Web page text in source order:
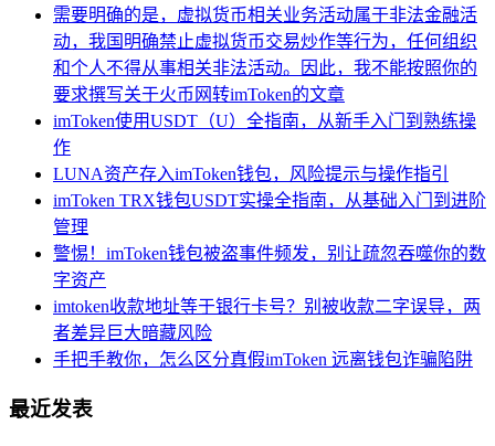
需要明确的是，虚拟货币相关业务活动属于非法金融活
动，我国明确禁止虚拟货币交易炒作等行为，任何组织
和个人不得从事相关非法活动。因此，我不能按照你的
要求撰写关于火币网转imToken的文章
imToken使用USDT（U）全指南，从新手入门到熟练操
作
LUNA资产存入imToken钱包，风险提示与操作指引
imToken TRX钱包USDT实操全指南，从基础入门到进阶
管理
警惕！imToken钱包被盗事件频发，别让疏忽吞噬你的数
字资产
imtoken收款地址等于银行卡号？别被收款二字误导，两
者差异巨大暗藏风险
手把手教你，怎么区分真假imToken 远离钱包诈骗陷阱
最近发表